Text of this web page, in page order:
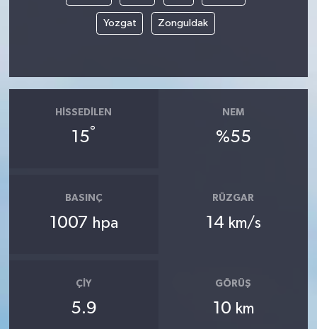
Yozgat Zonguldak
HISSEDILEN
15°
NEM
%55
BASINÇ
1007 hpa
RÜZGAR
14 km/s
ÇIY
5.9
GÖRÜŞ
10 km